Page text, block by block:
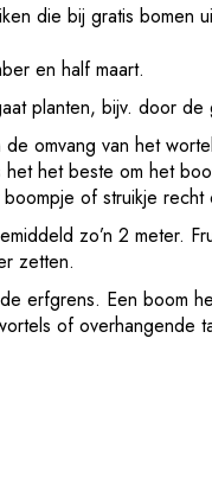
die bij gratis bomen
en half maart.
planten, bijv. door de
omvang van het
het beste om het
of struikje
zo’n 2 meter.
zetten.
erfgrens. Een
of